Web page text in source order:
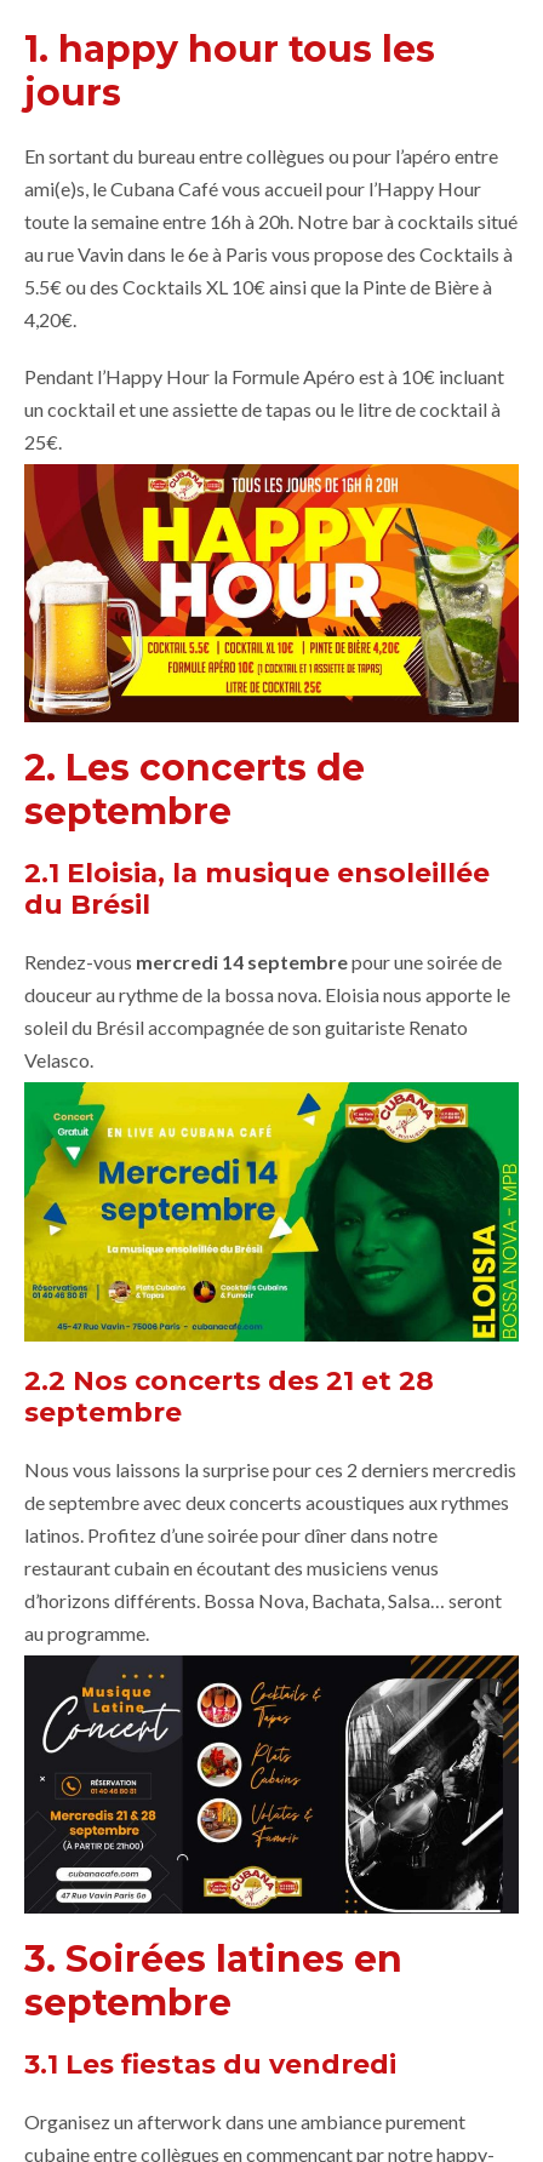
1. happy hour tous les
jours
En sortant du bureau entre collègues ou pour l’apéro entre
ami(e)s, le Cubana Café vous accueil pour l’Happy Hour
toute la semaine entre 16h à 20h. Notre bar à cocktails situé
au rue Vavin dans le 6e à Paris vous propose des Cocktails à
5.5€ ou des Cocktails XL 10€ ainsi que la Pinte de Bière à
4,20€.
Pendant l’Happy Hour la Formule Apéro est à 10€ incluant
un cocktail et une assiette de tapas ou le litre de cocktail à
25€.
2. Les concerts de
septembre
2.1 Eloisia, la musique ensoleillée
du Brésil
Rendez-vous mercredi 14 septembrepour une soirée de
douceur au rythme de la bossa nova. Eloisia nous apporte le
soleil du Brésil accompagnée de son guitariste Renato
Velasco.
2.2 Nos concerts des 21 et 28
septembre
Nous vous laissons la surprise pour ces 2 derniers mercredis
de septembre avec deux concerts acoustiques aux rythmes
latinos. Profitez d’une soirée pour dîner dans notre
restaurant cubain en écoutant des musiciens venus
d’horizons différents. Bossa Nova, Bachata, Salsa… seront
au programme.
3. Soirées latines en
septembre
3.1 Les fiestas du vendredi
Organisez un afterwork dans une ambiance purement
cubaine entre collègues en commençant par notre happy-